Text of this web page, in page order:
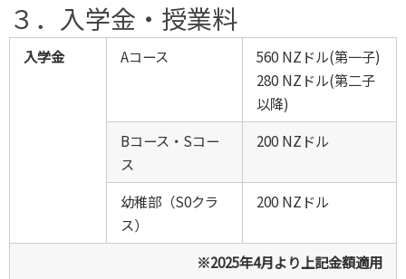
３．入学金・授業料
入学金 Aコース
560 NZドル(第一子)
280 NZドル(第二子
以降)
Bコース・Sコー
ス
200 NZドル
幼稚部（S0クラ
ス）
200 NZドル
※2025年4月より上記金額適用